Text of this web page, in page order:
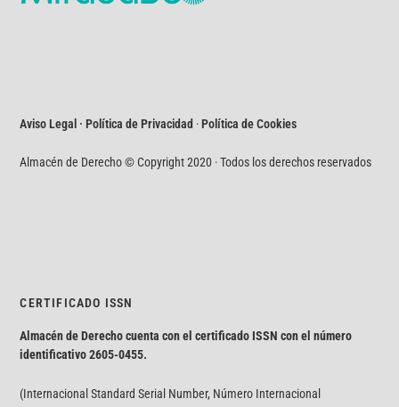
Aviso Legal · Política de Privacidad ·Política de Cookies
Almacén de Derecho © Copyright 2020 · Todos los derechos reservados
CERTIFICADO ISSN
Almacén de Derecho cuenta con el certificado ISSN con el número
identificativo2605-0455.
(Internacional Standard Serial Number, Número Internacional